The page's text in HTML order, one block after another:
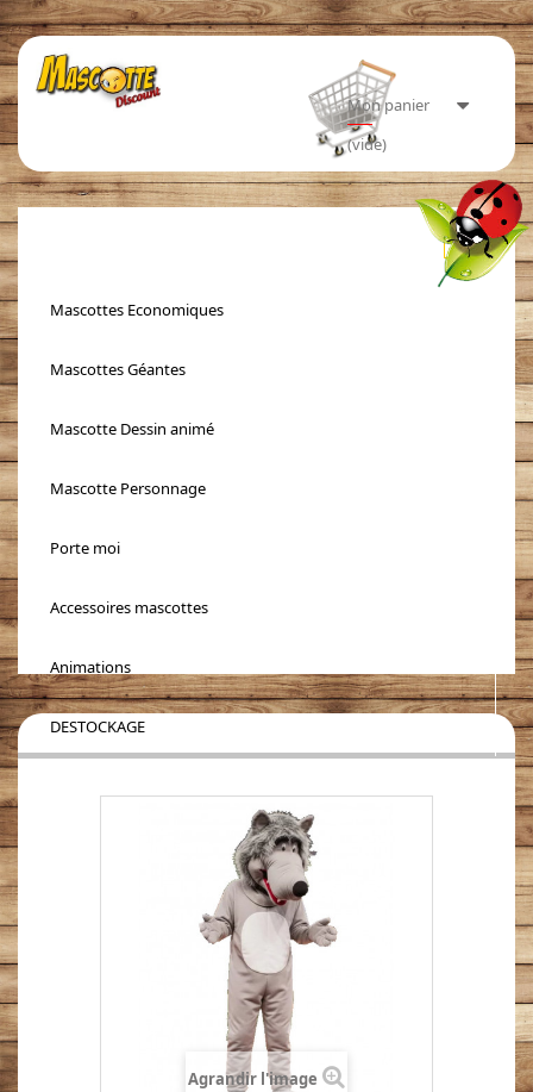
Toggle
Mon panier
(vide)
Mascottes Economiques
Mascottes Géantes
Mascotte Dessin animé
Mascotte Personnage
Porte moi
Accessoires mascottes
Animations
DESTOCKAGE
Agrandir l'image